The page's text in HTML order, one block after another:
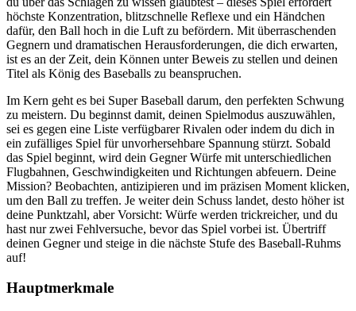
höchste Konzentration, blitzschnelle Reflexe und ein Händchen
dafür, den Ball hoch in die Luft zu befördern. Mit überraschenden
Gegnern und dramatischen Herausforderungen, die dich erwarten,
ist es an der Zeit, dein Können unter Beweis zu stellen und deinen
Titel als König des Baseballs zu beanspruchen.
Im Kern geht es bei Super Baseball darum, den perfekten Schwung
zu meistern. Du beginnst damit, deinen Spielmodus auszuwählen,
sei es gegen eine Liste verfügbarer Rivalen oder indem du dich in
ein zufälliges Spiel für unvorhersehbare Spannung stürzt. Sobald
das Spiel beginnt, wird dein Gegner Würfe mit unterschiedlichen
Flugbahnen, Geschwindigkeiten und Richtungen abfeuern. Deine
Mission? Beobachten, antizipieren und im präzisen Moment klicken,
um den Ball zu treffen. Je weiter dein Schuss landet, desto höher ist
deine Punktzahl, aber Vorsicht: Würfe werden trickreicher, und du
hast nur zwei Fehlversuche, bevor das Spiel vorbei ist. Übertriff
deinen Gegner und steige in die nächste Stufe des Baseball-Ruhms
auf!
Hauptmerkmale